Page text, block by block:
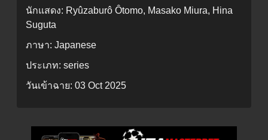
นักแสดง: Ryûzaburô Ôtomo, Masako Miura, Hina
Suguta
ภาษา: Japanese
ประเภท: series
วันเข้าฉาย: 03 Oct 2025